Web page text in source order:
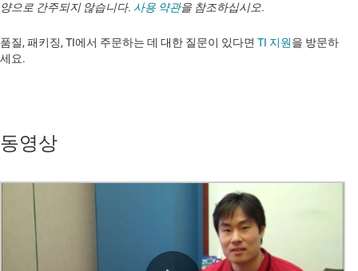
양으로 간주되지 않습니다. 사용 약관을 참조하십시오.
품질, 패키징, TI에서 주문하는 데 대한 질문이 있다면 TI 지원을 방문하
세요. ​​​​​​​​​​​​​​
동영상